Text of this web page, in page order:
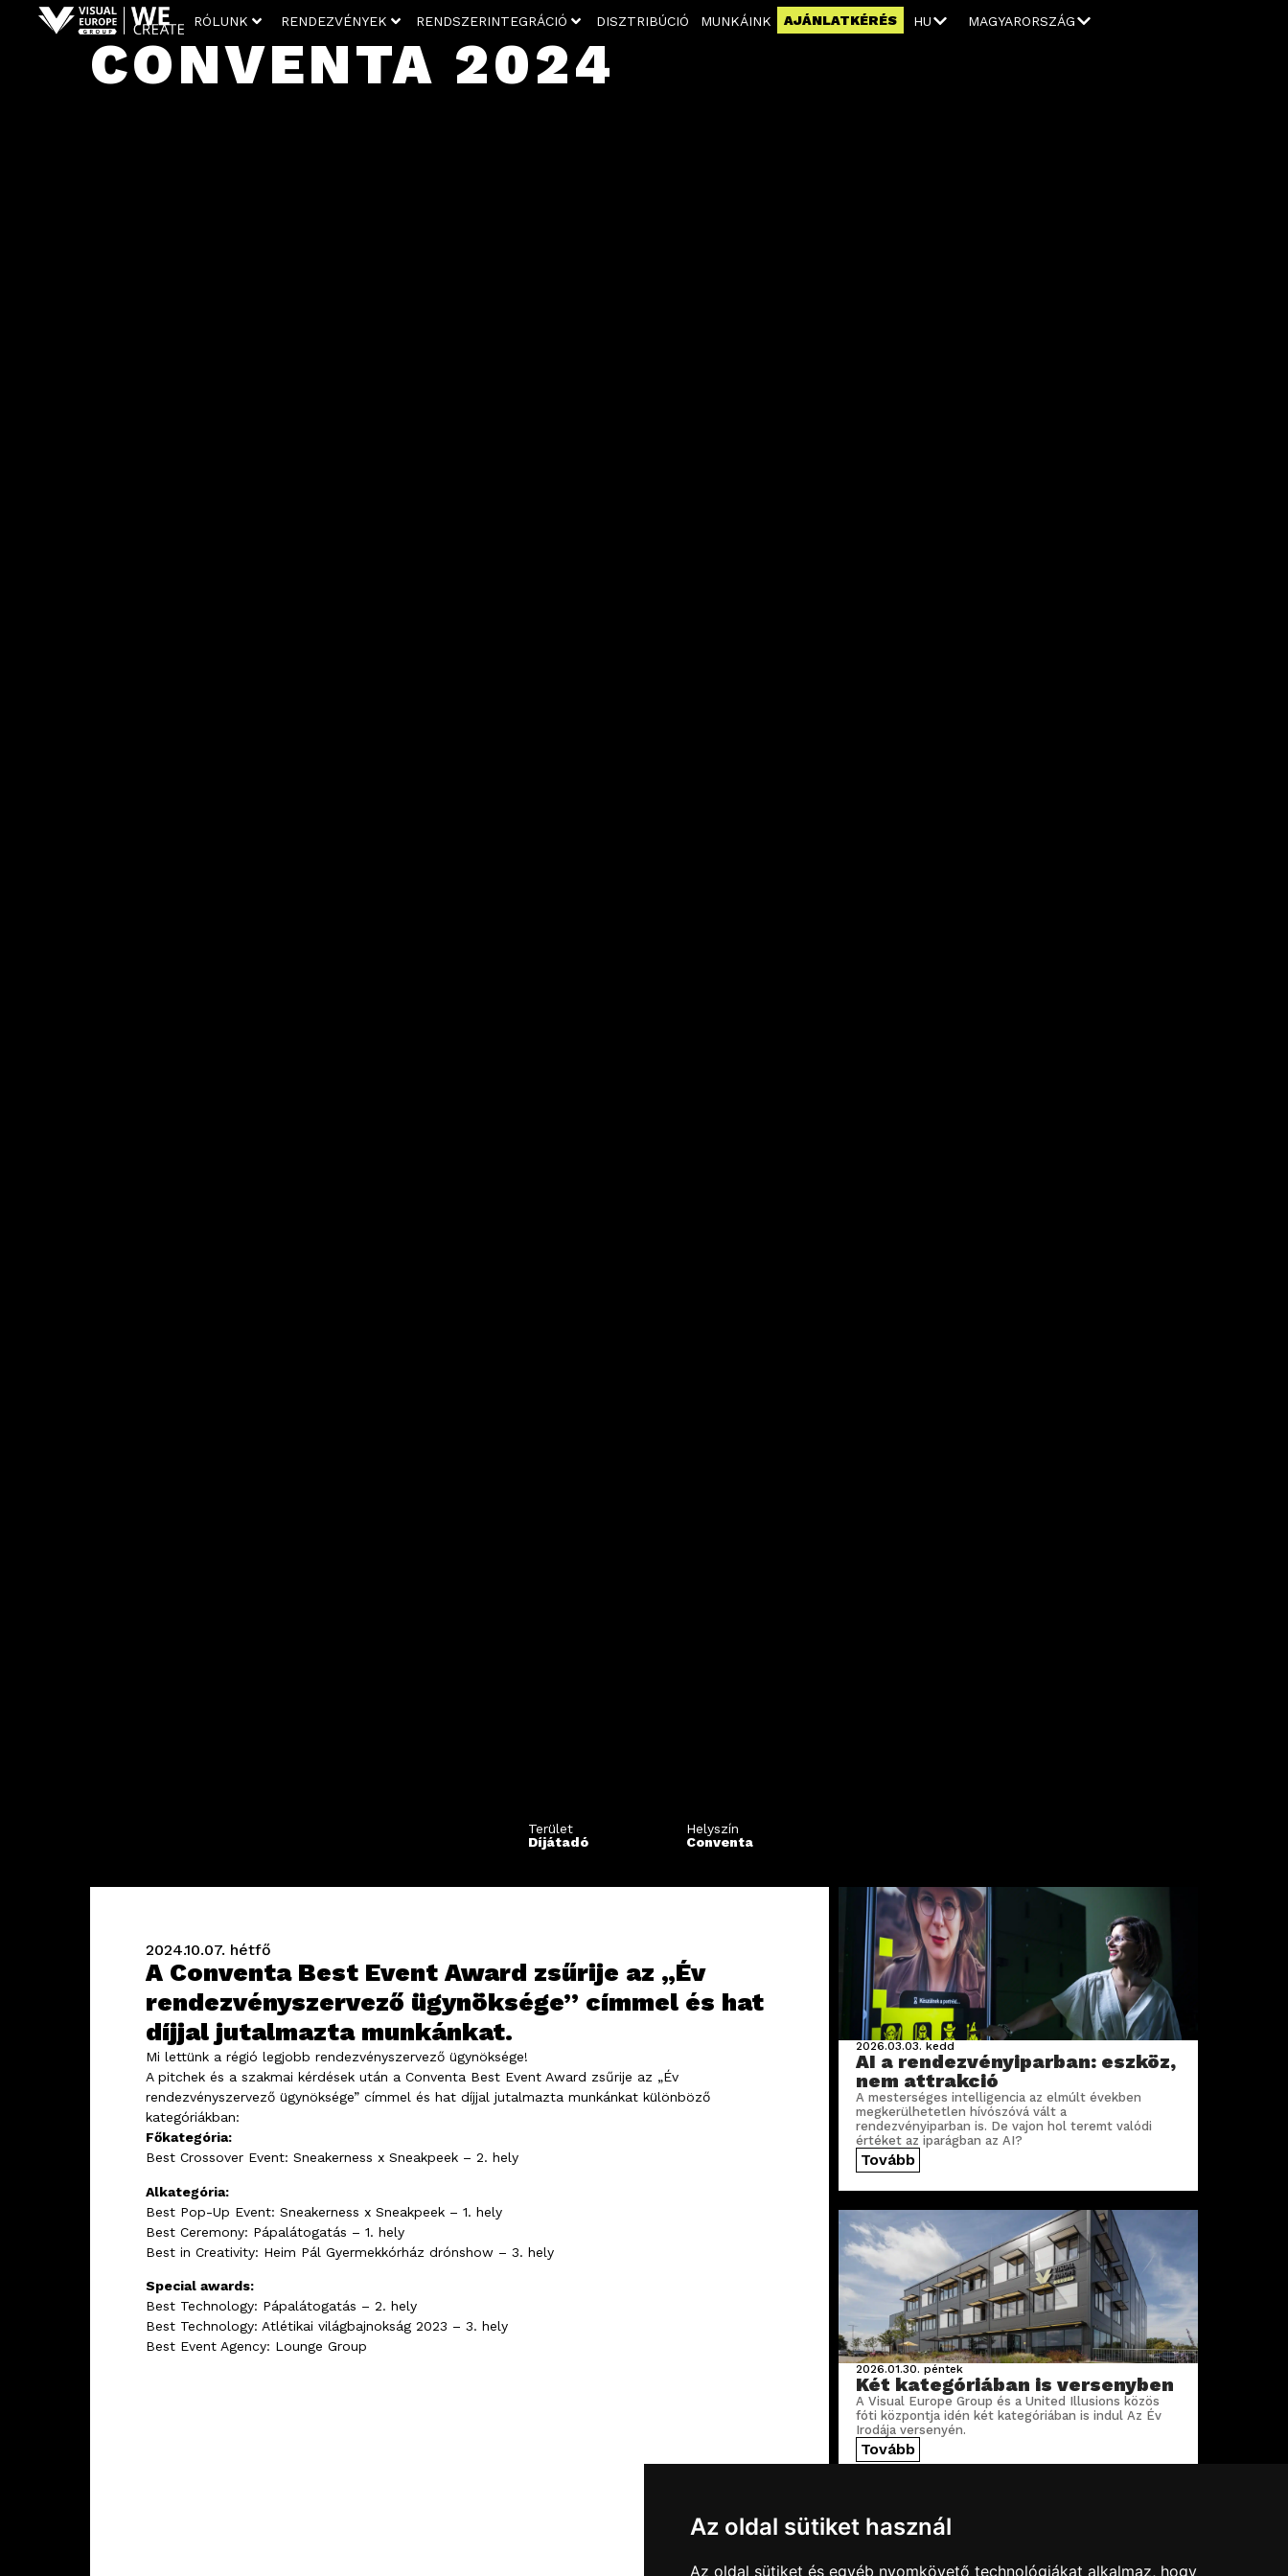
Az oldal sütiket használ
Az oldal sütiket és egyéb nyomkövető technológiákat alkalmaz, hogy
RÓLUNK RENDEZVÉNYEK RENDSZERINTEGRÁCIÓ DISZTRIBÚCIÓ MUNKÁINK AJÁNLATKÉRÉS HU MAGYARORSZÁG
CONVENTA 2024
Terület
Díjátadó
Helyszín
Conventa
2024.10.07. hétfő
A Conventa Best Event Award zsűrije az „Év
rendezvényszervező ügynöksége” címmel és hat
díjjal jutalmazta munkánkat.
Mi lettünk a régió legjobb rendezvényszervező ügynöksége!
A pitchek és a szakmai kérdések után a Conventa Best Event Award zsűrije az „Év
rendezvényszervező ügynöksége” címmel és hat díjjal jutalmazta munkánkat különböző
kategóriákban:
Főkategória:
Best Crossover Event: Sneakerness x Sneakpeek – 2. hely
Alkategória:
Best Pop-Up Event: Sneakerness x Sneakpeek – 1. hely
Best Ceremony: Pápalátogatás – 1. hely
Best in Creativity: Heim Pál Gyermekkórház drónshow – 3. hely
Special awards:
Best Technology: Pápalátogatás – 2. hely
Best Technology: Atlétikai világbajnokság 2023 – 3. hely
Best Event Agency: Lounge Group
2026.03.03.kedd
AI a rendezvényiparban: eszköz,
nem attrakció
A mesterséges intelligencia az elmúlt években
megkerülhetetlen hívószóvá vált a
rendezvényiparban is. De vajon hol teremt valódi
értéket az iparágban az AI?
Tovább
2026.01.30.péntek
Két kategóriában is versenyben
A Visual Europe Group és a United Illusions közös
fóti központja idén két kategóriában is indul Az Év
Irodája versenyén.
Tovább